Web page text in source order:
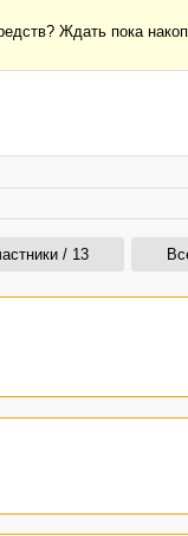
Ждать пока
/ 13